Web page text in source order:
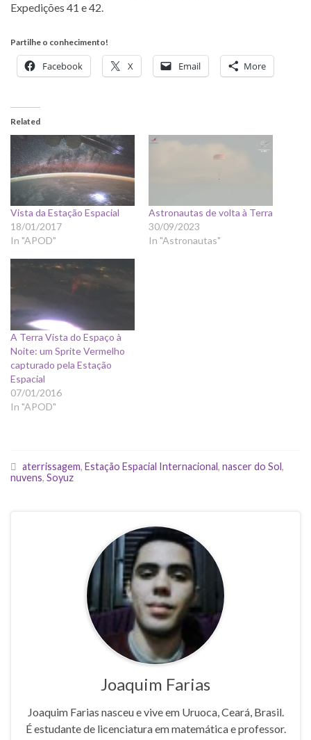
Expedições 41 e 42.
Partilhe o conhecimento!
Facebook X Email More
Related
Vista da Estação Espacial
18/01/2017
In "APOD"
Astronautas de volta à Terra
30/09/2023
In "Astronautas"
A Terra Vista do Espaço à
Noite: um Sprite Vermelho
capturado pela Estação
Espacial
07/01/2016
In "APOD"
aterrissagem, Estação Espacial Internacional, nascer do Sol,
nuvens, Soyuz
Joaquim Farias
Joaquim Farias nasceu e vive em Uruoca, Ceará, Brasil.
É estudante de licenciatura em matemática e professor.